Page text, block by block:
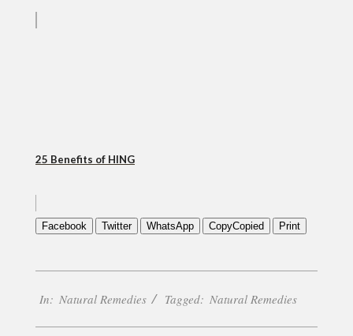
25 Benefits of HING
Facebook Twitter WhatsApp CopyCopied Print
07-
In: Natural Remedies Tagged: Natural Remedies